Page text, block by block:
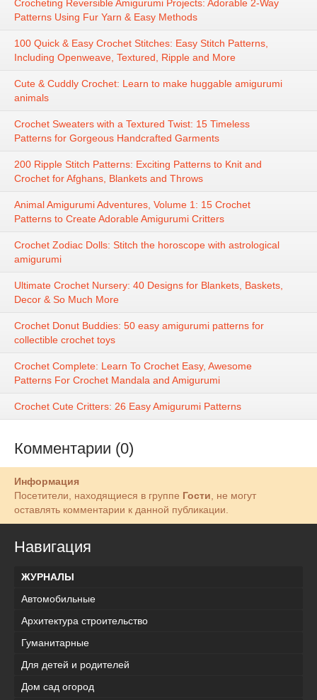
Crocheting Reversible Amigurumi Projects: Adorable 2-Way
Patterns Using Fur Yarn & Easy Methods
100 Quick & Easy Crochet Stitches: Easy Stitch Patterns,
Including Openweave, Textured, Ripple and More
Cute & Cuddly Crochet: Learn to make huggable amigurumi
animals
Crochet Sweaters with a Textured Twist: 15 Timeless
Patterns for Gorgeous Handcrafted Garments
200 Ripple Stitch Patterns: Exciting Patterns to Knit and
Crochet for Afghans, Blankets and Throws
Animal Amigurumi Adventures, Volume 1: 15 Crochet
Patterns to Create Adorable Amigurumi Critters
Crochet Zodiac Dolls: Stitch the horoscope with astrological
amigurumi
Ultimate Crochet Nursery: 40 Designs for Blankets, Baskets,
Decor & So Much More
Crochet Donut Buddies: 50 easy amigurumi patterns for
collectible crochet toys
Crochet Complete: Learn To Crochet Easy, Awesome
Patterns For Crochet Mandala and Amigurumi
Crochet Cute Critters: 26 Easy Amigurumi Patterns
Комментарии (0)
Информация
Посетители, находящиеся в группе Гости, не могут
оставлять комментарии к данной публикации.
Навигация
ЖУРНАЛЫ
Автомобильные
Архитектура строительство
Гуманитарные
Для детей и родителей
Дом сад огород